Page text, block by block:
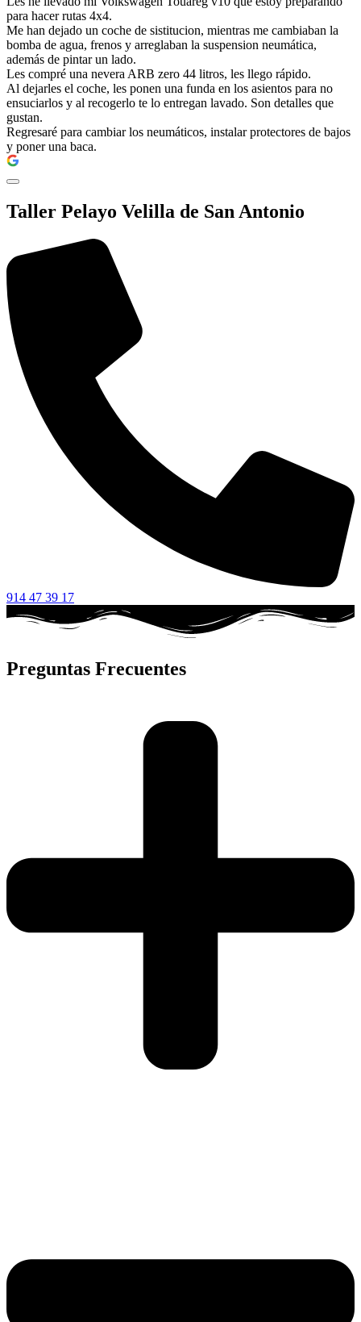
para hacer rutas 4x4.
Me han dejado un coche de sistitucion, mientras me cambiaban la
bomba de agua, frenos y arreglaban la suspension neumática,
además de pintar un lado.
Les compré una nevera ARB zero 44 litros, les llego rápido.
Al dejarles el coche, les ponen una funda en los asientos para no
ensuciarlos y al recogerlo te lo entregan lavado. Son detalles que
gustan.
Regresaré para cambiar los neumáticos, instalar protectores de bajos
y poner una baca.
Taller Pelayo Velilla de San Antonio
914 47 39 17
Preguntas Frecuentes